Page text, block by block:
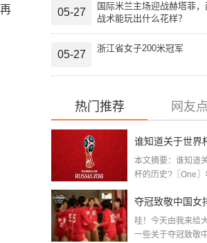
05-27
国际米兰主场迎战赫塔菲
战术能玩出什么花样？
05-27
浙江省女子200米冠军
热门推荐 网友
谁知道关于世界
史 「十二月四号
本文摘要：谁知道
杯的历史?〖One〗
夺冠致敬中国女
〖2020关于电影
哇！今天由我来给
一些关于夺冠致敬